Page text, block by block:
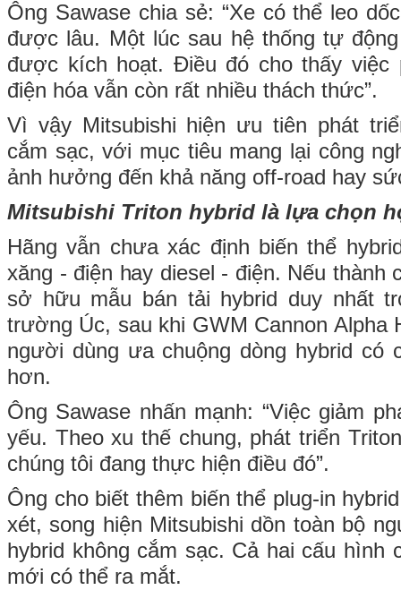
Ông Sawase chia sẻ: “Xe có thể leo
được lâu. Một lúc sau hệ thống tự
được kích hoạt. Điều đó cho thấy việc
điện hóa vẫn còn rất nhiều thách thức”.
Vì vậy Mitsubishi hiện ưu tiên phát
cắm sạc, với mục tiêu mang lại công
ảnh hưởng đến khả năng off-road hay
Mitsubishi Triton hybrid là lựa chọn
Hãng vẫn chưa xác định biến thể
xăng - điện hay diesel - điện. Nếu thành
sở hữu mẫu bán tải hybrid duy nhất
trường Úc, sau khi GWM Cannon Alpha
người dùng ưa chuộng dòng hybrid có
hơn.
Ông Sawase nhấn mạnh: “Việc giảm
yếu. Theo xu thế chung, phát triển
chúng tôi đang thực hiện điều đó”.
Ông cho biết thêm biến thể plug-in
xét, song hiện Mitsubishi dồn toàn bộ
hybrid không cắm sạc. Cả hai cấu hình
mới có thể ra mắt.